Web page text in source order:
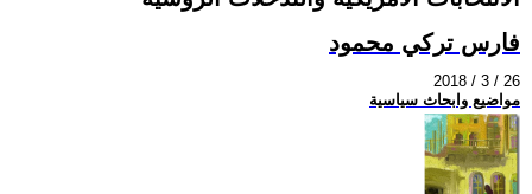
فارس تركي محمود
2018 / 3 / 26
مواضيع وابحاث سياسية